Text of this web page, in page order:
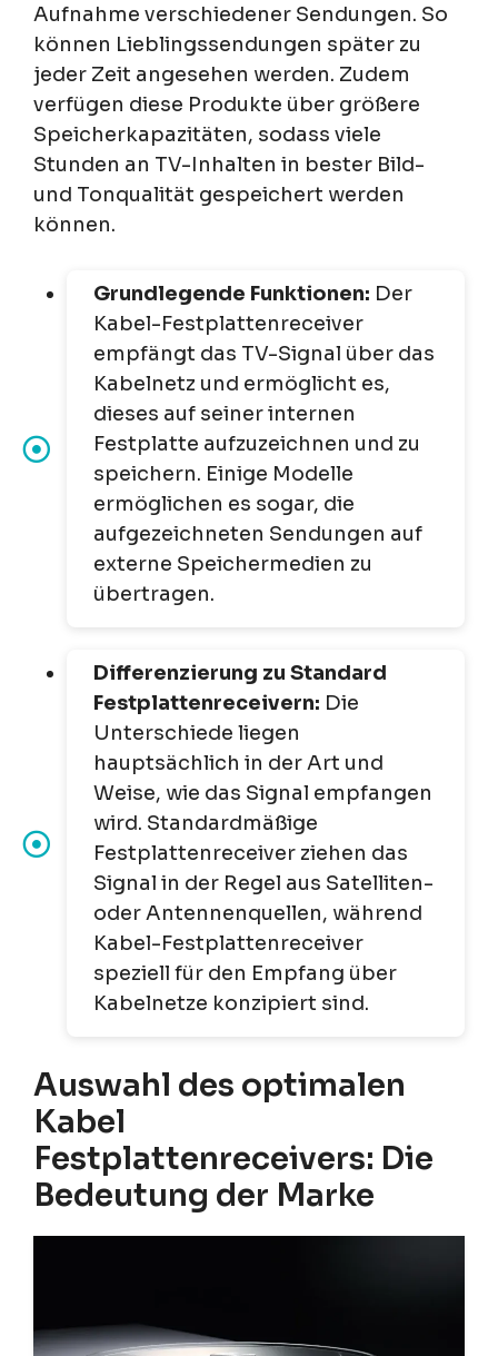
Aufnahme verschiedener Sendungen. So
können Lieblingssendungen später zu
jeder Zeit angesehen werden. Zudem
verfügen diese Produkte über größere
Speicherkapazitäten, sodass viele
Stunden an TV-Inhalten in bester Bild-
und Tonqualität gespeichert werden
können.
Grundlegende Funktionen: Der
Kabel-Festplattenreceiver
empfängt das TV-Signal über das
Kabelnetz und ermöglicht es,
dieses auf seiner internen
Festplatte aufzuzeichnen und zu
speichern. Einige Modelle
ermöglichen es sogar, die
aufgezeichneten Sendungen auf
externe Speichermedien zu
übertragen.
Differenzierung zu Standard
Festplattenreceivern: Die
Unterschiede liegen
hauptsächlich in der Art und
Weise, wie das Signal empfangen
wird. Standardmäßige
Festplattenreceiver ziehen das
Signal in der Regel aus Satelliten-
oder Antennenquellen, während
Kabel-Festplattenreceiver
speziell für den Empfang über
Kabelnetze konzipiert sind.
Auswahl des optimalen
Kabel
Festplattenreceivers: Die
Bedeutung der Marke